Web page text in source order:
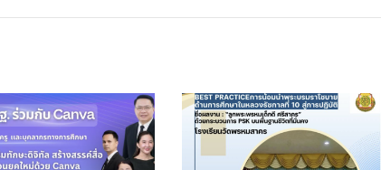
ฝึกหัด
ทั้ง
แนบ
ท้าย